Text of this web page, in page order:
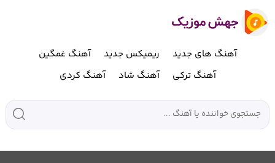
آهنگ های جدید ریمیکس جدید
آهنگ غمگین
آهنگ ترکی
آهنگ شاد آهنگ کردی